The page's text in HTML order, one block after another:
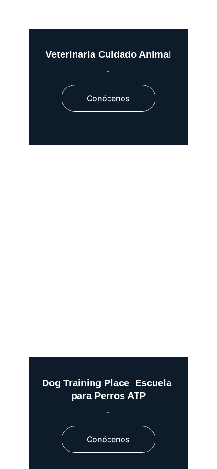
Veterinaria Cuidado Animal
-
Conócenos
Dog Training Place  Escuela
para Perros ATP
Conócenos
-